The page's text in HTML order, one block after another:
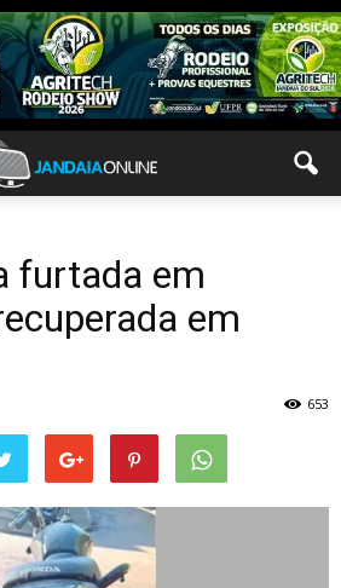
furtada em
em
653